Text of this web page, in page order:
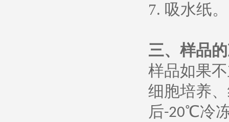
7. 吸水纸。
三、样品
样品如果
细胞培养
后-20℃冷